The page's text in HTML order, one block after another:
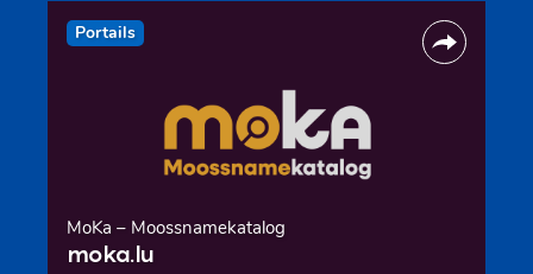
Portails
MoKa – Moossnamekatalog
moka.lu